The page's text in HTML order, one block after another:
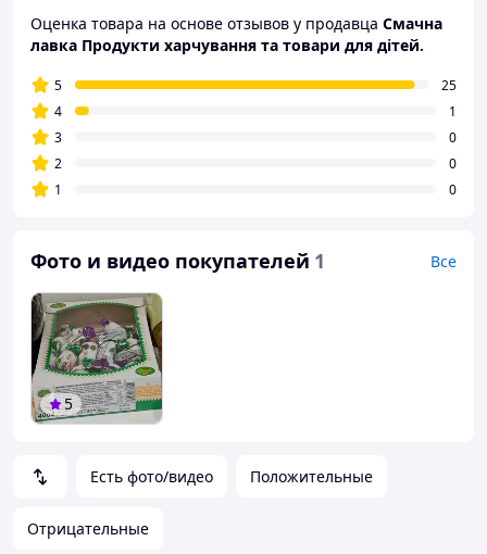
Есть фото/видео Положительные
Отрицательные
Оценка товара на основе отзывов у продавца Смачна
лавка Продукти харчування та товари для дітей.
5
25
4
1
3
0
2
0
1
0
Фото и видео покупателей 1 Все
5